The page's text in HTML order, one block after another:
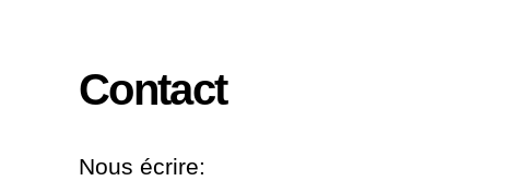
Contact
Nous écrire: